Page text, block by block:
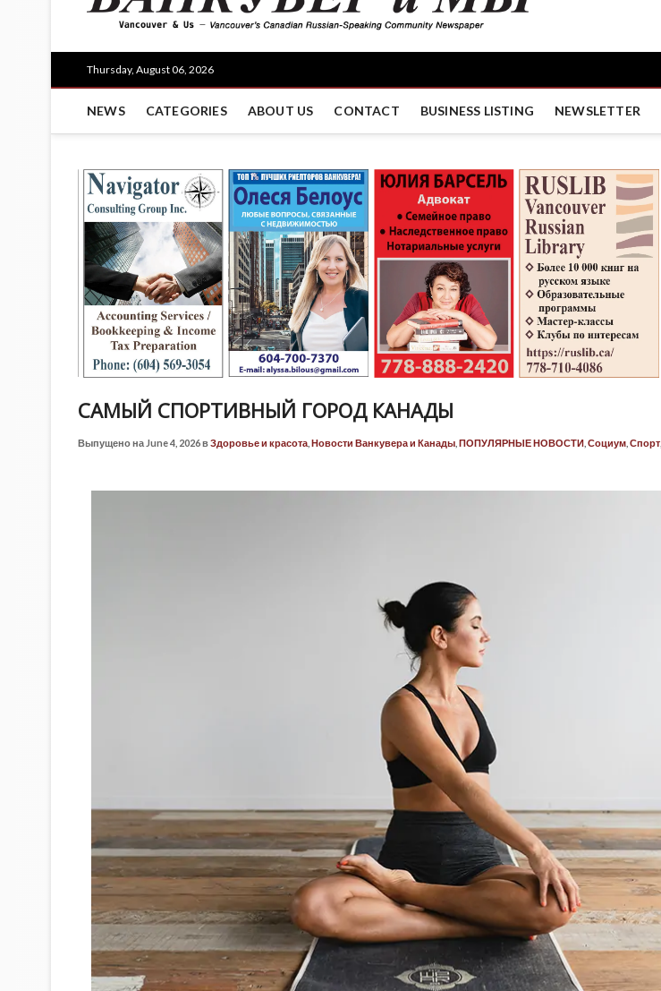
Thursday, August 06, 2026
NEWS CATEGORIES ABOUT US CONTACT BUSINESS LISTING NEWSLETTER
САМЫЙ СПОРТИВНЫЙ ГОРОД КАНАДЫ
Выпущено на June 4, 2026 вЗдоровье и красота Новости Ванкувера и Канады ПОПУЛЯРНЫЕ НОВОСТИ Социум Спорт